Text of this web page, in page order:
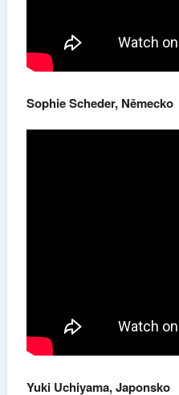
Sophie Scheder, Německo
Yuki Uchiyama, Japonsko